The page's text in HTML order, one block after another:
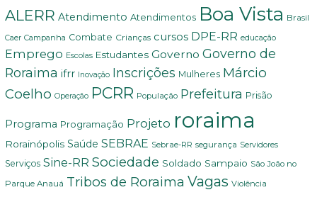
ALERR Atendimento Atendimentos Boa Vista Brasil
Caer Campanha Combate Crianças cursos DPE-RR educação
Emprego Escolas Estudantes Governo Governo de
Roraima ifrr Inovação Inscrições Mulheres Márcio
Coelho Operação PCRR População Prefeitura Prisão
Programa Programação Projeto roraima
Rorainópolis Saúde SEBRAE Sebrae-RR segurança Servidores
Serviços Sine-RR Sociedade Soldado Sampaio São João no
Parque Anauá Tribos de Roraima Vagas Violência